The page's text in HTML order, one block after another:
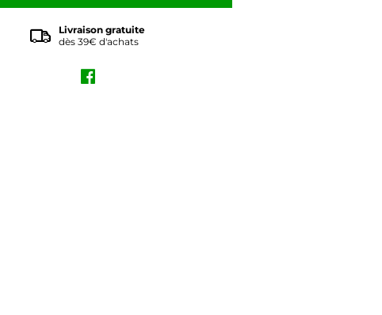
Livraison gratuite
dès 39€ d'achats